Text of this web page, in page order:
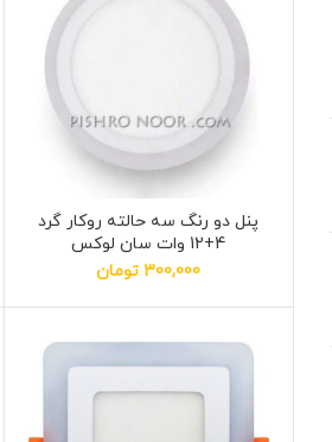
پنل دو رنگ سه حالته روكار گرد
4+12 وات سان لوکس
300,000 تومان